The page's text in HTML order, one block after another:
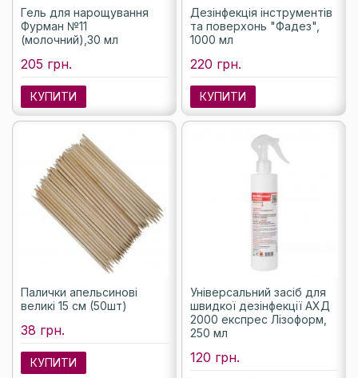
Гель для нарощування
Фурман №11
(молочний),30 мл
205 грн.
КУПИТИ
Дезінфекція інструментів
та поверхонь "Фадез",
1000 мл
220 грн.
КУПИТИ
Палички апельсинові
великі 15 см (50шт)
38 грн.
КУПИТИ
Універсальний засіб для
швидкої дезінфекції АХД
2000 експрес Лізоформ,
250 мл
120 грн.